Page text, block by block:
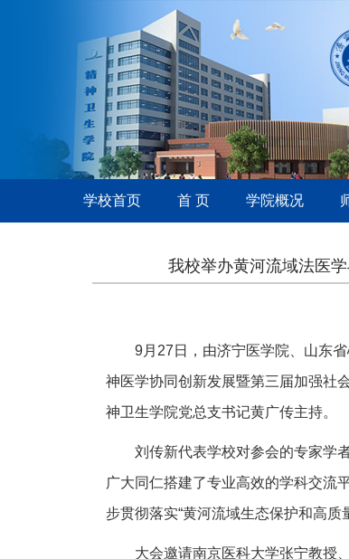
学校首页 首 页 学院概况
我校举办黄河流域法医
9月27日，由济宁医学院、山东
神医学协同创新发展暨第三届加强社
神卫生学院党总支书记黄广传主持。
刘传新代表学校对参会的专家学
广大同仁搭建了专业高效的学科交流
步贯彻落实“黄河流域生态保护和高
大会邀请南京医科大学张宁教授